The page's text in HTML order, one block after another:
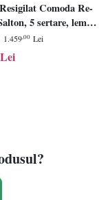
Comoda Re-
5 sertare, lemn
85x39x111 cm,
- Verificat A
1.459,00 Lei
Lei